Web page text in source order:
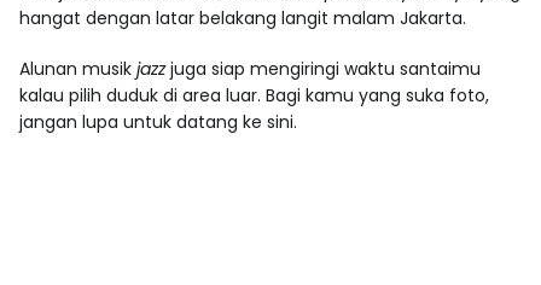
hangat dengan latar belakang langit malam Jakarta.
Alunan musik jazzjuga siap mengiringi waktu santaimu
kalau pilih duduk di area luar. Bagi kamu yang suka foto,
jangan lupa untuk datang ke sini.